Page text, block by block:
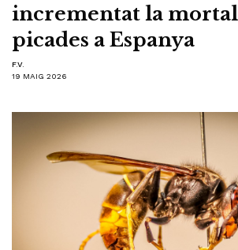
incrementat la
picades a Espanya
F.V.
19 MAIG 2026